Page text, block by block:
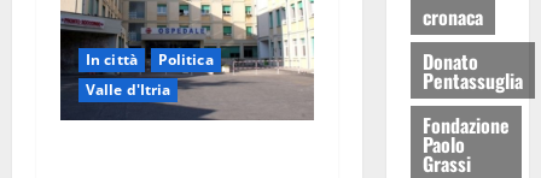
In città
Politica
Valle d'Itria
cronaca
Donato
Pentassuglia
Fondazione
Paolo
Grassi